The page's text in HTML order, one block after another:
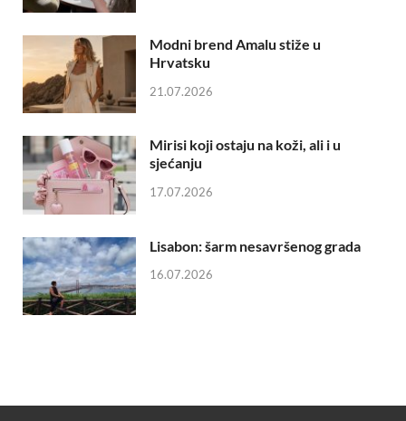
Modni brend Amalu stiže u
Hrvatsku
21.07.2026
Mirisi koji ostaju na koži, ali i u
sjećanju
17.07.2026
Lisabon: šarm nesavršenog grada
16.07.2026